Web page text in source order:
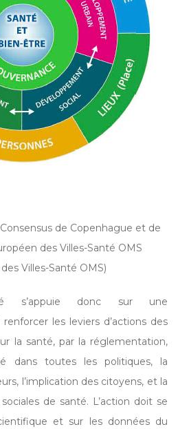
de Copenhague et de
des Villes-Santé OMS
Villes-Santé OMS)
s’appuie donc sur une
les leviers d’actions des
la santé, par la réglementation,
dans toutes les politiques, la
l’implication des citoyens, et la
de santé. L’action doit se
et sur les données du